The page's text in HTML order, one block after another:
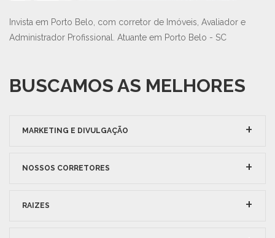
Invista em Porto Belo, com corretor de Imóveis, Avaliador e
Administrador Profissional. Atuante em Porto Belo - SC
BUSCAMOS AS MELHORES
MARKETING E DIVULGAÇÃO
NOSSOS CORRETORES
RAIZES